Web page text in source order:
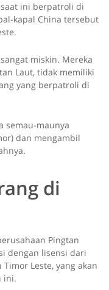
ini berpatroli di
kapal China tersebut
miskin. Mereka
Laut, tidak memiliki
yang berpatroli di
semau-maunya
dan mengambil
di
Pingtan
dengan lisensi dari
Leste, yang akan
ini.